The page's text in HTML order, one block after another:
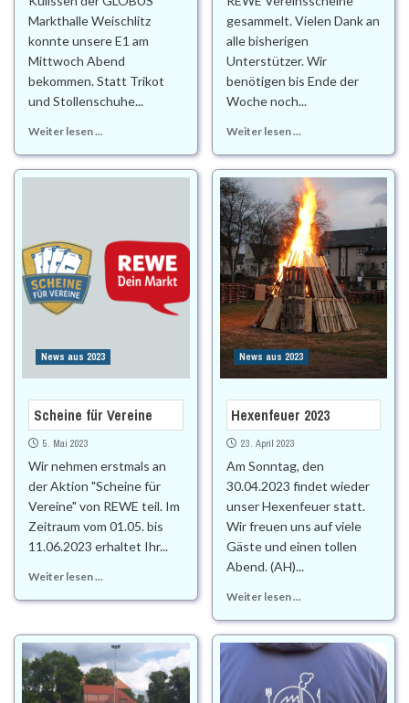
Markthalle Weischlitz
konnte unsere E1 am
Mittwoch Abend
bekommen. Statt Trikot
und Stollenschuhe...
Weiter lesen ...
gesammelt. Vielen Dank an
alle bisherigen
Unterstützer. Wir
benötigen bis Ende der
Woche noch...
Weiter lesen ...
News aus 2023
Scheine für Vereine
5. Mai 2023
Wir nehmen erstmals an
der Aktion "Scheine für
Vereine" von REWE teil. Im
Zeitraum vom 01.05. bis
11.06.2023 erhaltet Ihr...
Weiter lesen ...
News aus 2023
Hexenfeuer 2023
23. April 2023
Am Sonntag, den
30.04.2023 findet wieder
unser Hexenfeuer statt.
Wir freuen uns auf viele
Gäste und einen tollen
Abend. (AH)...
Weiter lesen ...